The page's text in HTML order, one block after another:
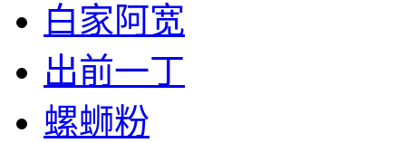
白家阿宽
出前一丁
螺蛳粉